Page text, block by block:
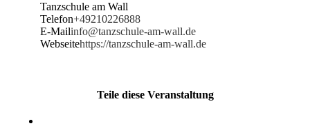
Tanzschule am Wall
Telefon+49210226888
E-Mailinfo@tanzschule-am-wall.de
Webseitehttps://tanzschule-am-wall.de
Teile diese Veranstaltung